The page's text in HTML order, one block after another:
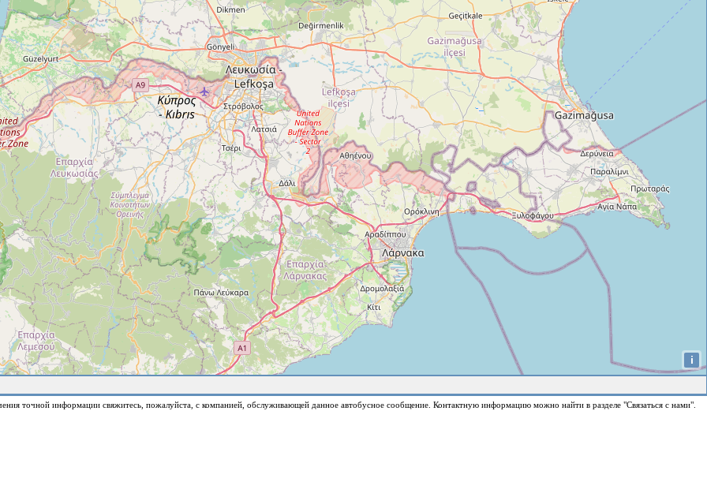
i
точной информации свяжитесь, пожалуйста, с компанией, обслуживающей данное автобусное сообщение. Контактную информацию можно найти в разделе "Связаться с нами".